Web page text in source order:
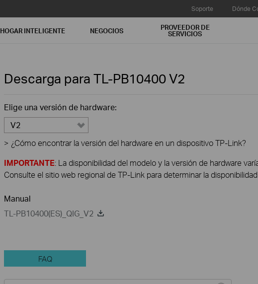
Soporte Dónde
HOGAR INTELIGENTE NEGOCIOS PROVEEDOR DE
SERVICIOS
Descarga para TL-PB10400V2
Elige una versión de hardware:
V2
> ¿Cómo encontrar la versión del hardware en un dispositivo TP-Link?
IMPORTANTE: La disponibilidad del modelo y la versión de hardware
Consulte el sitio web regional de TP-Link para determinar la
Manual
TL-PB10400(ES)_QIG_V2
FAQ